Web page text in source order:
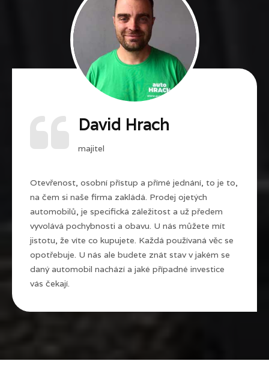
David Hrach
majitel
Otevřenost, osobní přístup a přímé jednání, to je to,
na čem si naše firma zakládá. Prodej ojetých
automobilů, je specifická záležitost a už předem
vyvolává pochybnosti a obavu. U nás můžete mít
jistotu, že víte co kupujete. Každá používaná věc se
opotřebuje. U nás ale budete znát stav v jakém se
daný automobil nachází a jaké případné investice
vás čekají.